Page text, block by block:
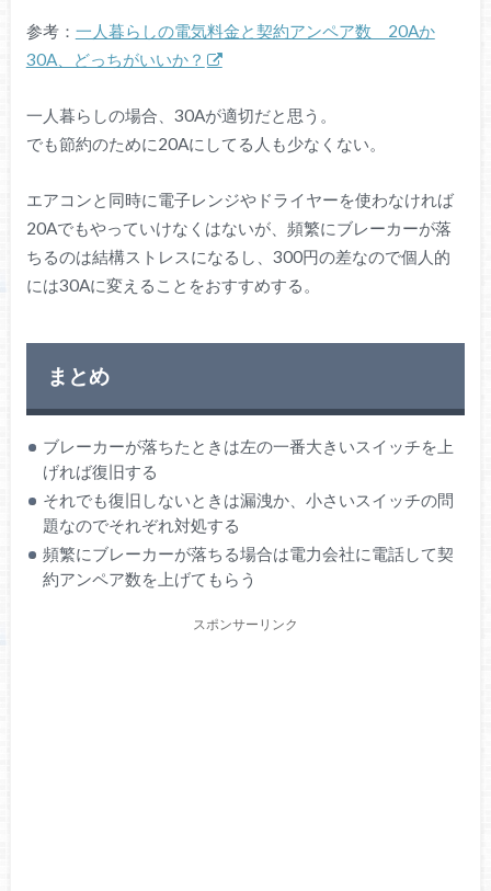
参考： 一人暮らしの電気料金と契約アンペア数 20Aか
30A、どっちがいいか？
一人暮らしの場合、30Aが適切だと思う。
でも節約のために20Aにしてる人も少なくない。
エアコンと同時に電子レンジやドライヤーを使わなければ
20Aでもやっていけなくはないが、頻繁にブレーカーが落
ちるのは結構ストレスになるし、300円の差なので個人的
には30Aに変えることをおすすめする。
まとめ
ブレーカーが落ちたときは左の一番大きいスイッチを上
げれば復旧する
それでも復旧しないときは漏洩か、小さいスイッチの問
題なのでそれぞれ対処する
頻繁にブレーカーが落ちる場合は電力会社に電話して契
約アンペア数を上げてもらう
スポンサーリンク